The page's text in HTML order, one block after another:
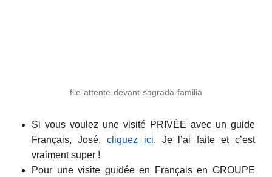
file-attente-devant-sagrada-familia
Si vous voulez une visité PRIVÉE avec un guide
Français, José, cliquez ici. Je l’ai faite et c’est
vraiment super !
Pour une visite guidée en Français en GROUPE